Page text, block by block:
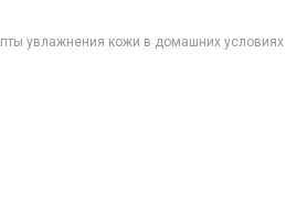
увлажнения кожи в домашних условиях